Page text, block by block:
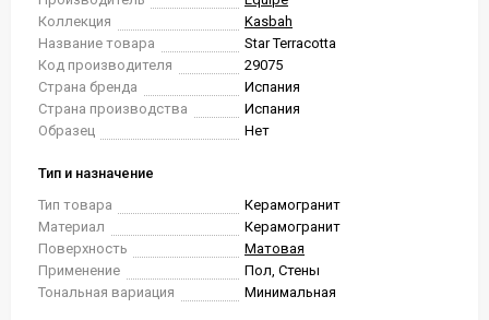
Коллекция
Kasbah
Название товара
Star Terracotta
Код производителя
29075
Страна бренда
Испания
Страна производства
Испания
Образец
Нет
Тип и назначение
Тип товара
Керамогранит
Материал
Керамогранит
Поверхность
Матовая
Применение
Пол, Стены
Тональная вариация
Минимальная